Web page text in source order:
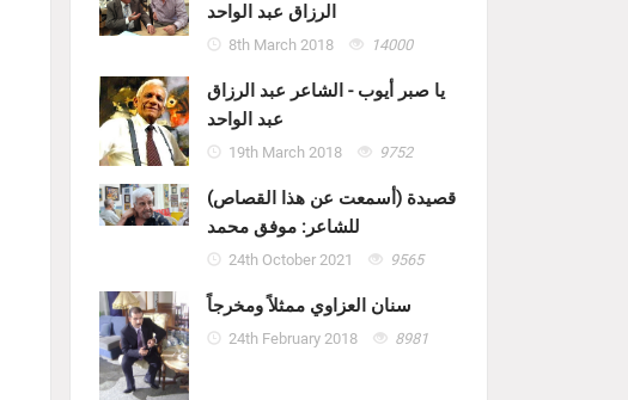
الرزاق عبد الواحد
8th March 2018 14000
يا صبر أيوب - الشاعر عبد الرزاق
عبد الواحد
19th March 2018 9752
قصيدة (أسمعت عن هذا القصاص)
للشاعر: موفق محمد
24th October 2021 9565
سنان العزاوي ممثلاً ومخرجاً
24th February 2018 8981